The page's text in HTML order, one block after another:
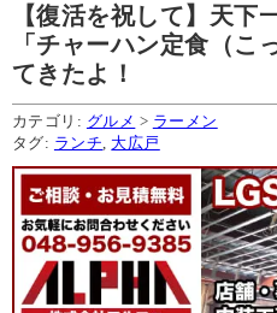
【復活を祝して】天下
「チャーハン定食（こ
てきたよ！
カテゴリ: グルメ > ラーメン
タグ: ランチ, 大広戸